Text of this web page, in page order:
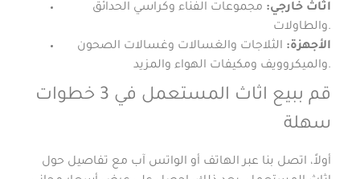
اثاث خارجي: مجموعات الفناء وكراسي الحدائق
والطاولات.
الأجهزة: الثلاجات والغسالات وغسالات الصحون
والميكروويف ومكيفات الهواء والمزيد.
قم ببيع اثاث المستعمل في 3 خطوات
سهلة
أولاً، اتصل بنا عبر الهاتف أو الواتس آب مع تفاصيل حول